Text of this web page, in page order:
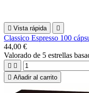
 Vista rápida 
Classico Espresso 100
44,00 €
Valorado de 5 estrellas
 
 Añadir al carrito